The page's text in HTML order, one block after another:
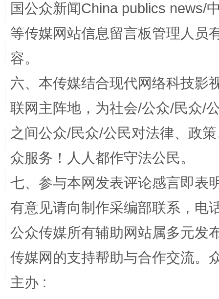
在谋一域中谋全局
今
习近平的博鳌关键词
魏明
国公众新闻China publics news/
等传媒网站信息留言板管理人员
容。
六、本传媒结合现代网络科技影
联网主阵地，为社会/公众/民众/
之间公众/民众/公民对法律、政
众服务！人人都作守法公民。
七、参与本网发表评论感言即表
有意见请向制作采编部联系，电
公众传媒所有辅助网站属多元发
传媒网的支持帮助与合作交流。
主办 :